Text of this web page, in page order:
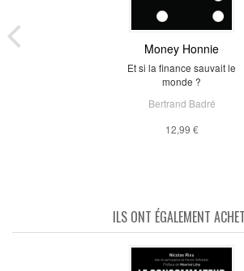
Money Honnie
Et si la finance sauvait le
monde ?
Bertrand Badré
12,99 €
ILS ONT ÉGALEMENT